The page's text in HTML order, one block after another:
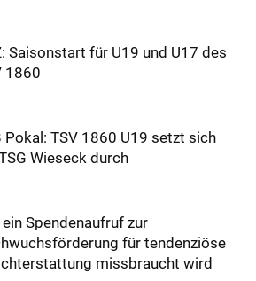
Saisonstart für U19 und U17 des
1860
Pokal: TSV 1860 U19 setzt sich
Wieseck durch
ein Spendenaufruf zur
für tendenziöse
missbraucht wird